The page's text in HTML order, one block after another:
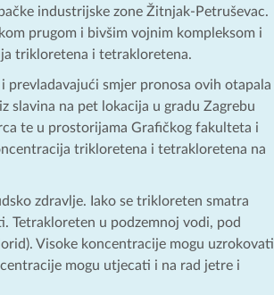
industrijske zone Žitnjak-Petruševac.
prugom i bivšim vojnim kompleksom i
trikloretena i tetrakloretena.
smjer pronosa ovih otapala
slavina na pet lokacija u gradu Zagrebu
te u prostorijama Grafičkog fakulteta i
trikloretena i tetrakloretena na
zdravlje. Iako se trikloreten smatra
Tetrakloreten u podzemnoj vodi, pod
Visoke koncentracije mogu uzrokovati
mogu utjecati i na rad jetre i